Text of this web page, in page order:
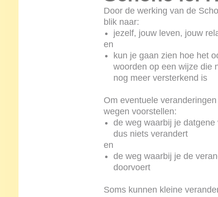
Door de werking van de
blik naar:
jezelf, jouw leven, jouw
en
kun je gaan zien hoe het
woorden op een wijze die
nog meer versterkend is
Om eventuele
wegen voorstellen:
de weg waarbij je
dus niets verandert
en
de weg waarbij je de
doorvoert
Soms kunnen kleine